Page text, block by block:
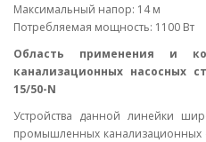
Максимальный напор: 14 м
Потребляемая мощность: 1100 Вт
Область применения и
канализационных насосных
15/50-N
Устройства данной линейки
промышленных канализационных